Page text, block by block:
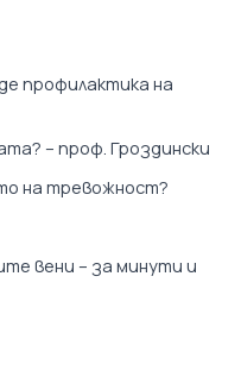
профилактика на
– проф. Гроздински
на тревожност?
вени – за минути и